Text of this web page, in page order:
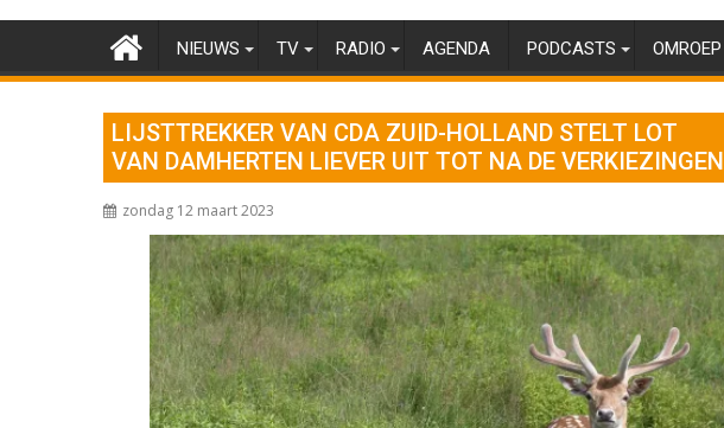
NIEUWS TV RADIO AGENDA PODCASTS OMROEP
LIJSTTREKKER VAN CDA ZUID-HOLLAND STELT LOT
VAN DAMHERTEN LIEVER UIT TOT NA DE VERKIEZINGEN
zondag 12 maart 2023